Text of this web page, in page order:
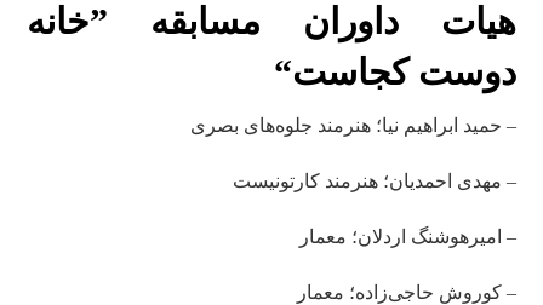
هیات داوران مسابقه ”خانه
دوست کجاست“
– حمید ابراهیم‌ نیا؛ هنرمند جلوه‌های بصری
– مهدی احمدیان؛ هنرمند کارتونیست
– امیرهوشنگ اردلان؛ معمار
– کوروش حاجی‌زاده؛ معمار